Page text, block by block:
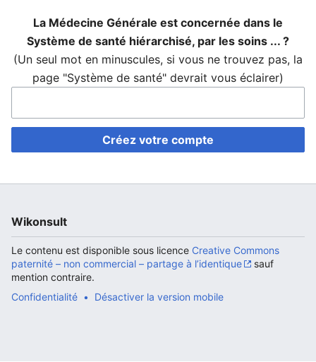
La Médecine Générale est concernée dans le
Système de santé hiérarchisé, par les soins ... ?
(Un seul mot en minuscules, si vous ne trouvez pas, la
page "Système de santé" devrait vous éclairer)
Créez votre compte
Wikonsult
Le contenu est disponible sous licence Creative Commons
paternité – non commercial – partage à l’identique
sauf
mention contraire.
Confidentialité
Désactiver la version mobile